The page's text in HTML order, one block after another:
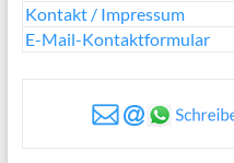
Kontakt / Impressum
E-Mail-Kontaktformular